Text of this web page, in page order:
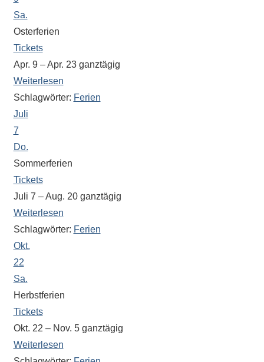
Schüler
sind
dabei!
Sollten
Sie
einmal
nicht
finden,
stehen
am
Ende
jeder
Seite
verschiedene
Möglichkeiten
der
Suche
zur
Sa.
Osterferien
Tickets
Apr. 9 – Apr. 23 ganztägig
Weiterlesen
Schlagwörter: Ferien
Juli
7
Do.
Sommerferien
Tickets
Juli 7 – Aug. 20 ganztägig
Weiterlesen
Schlagwörter: Ferien
Okt.
22
Sa.
Herbstferien
Tickets
Okt. 22 – Nov. 5 ganztägig
Weiterlesen